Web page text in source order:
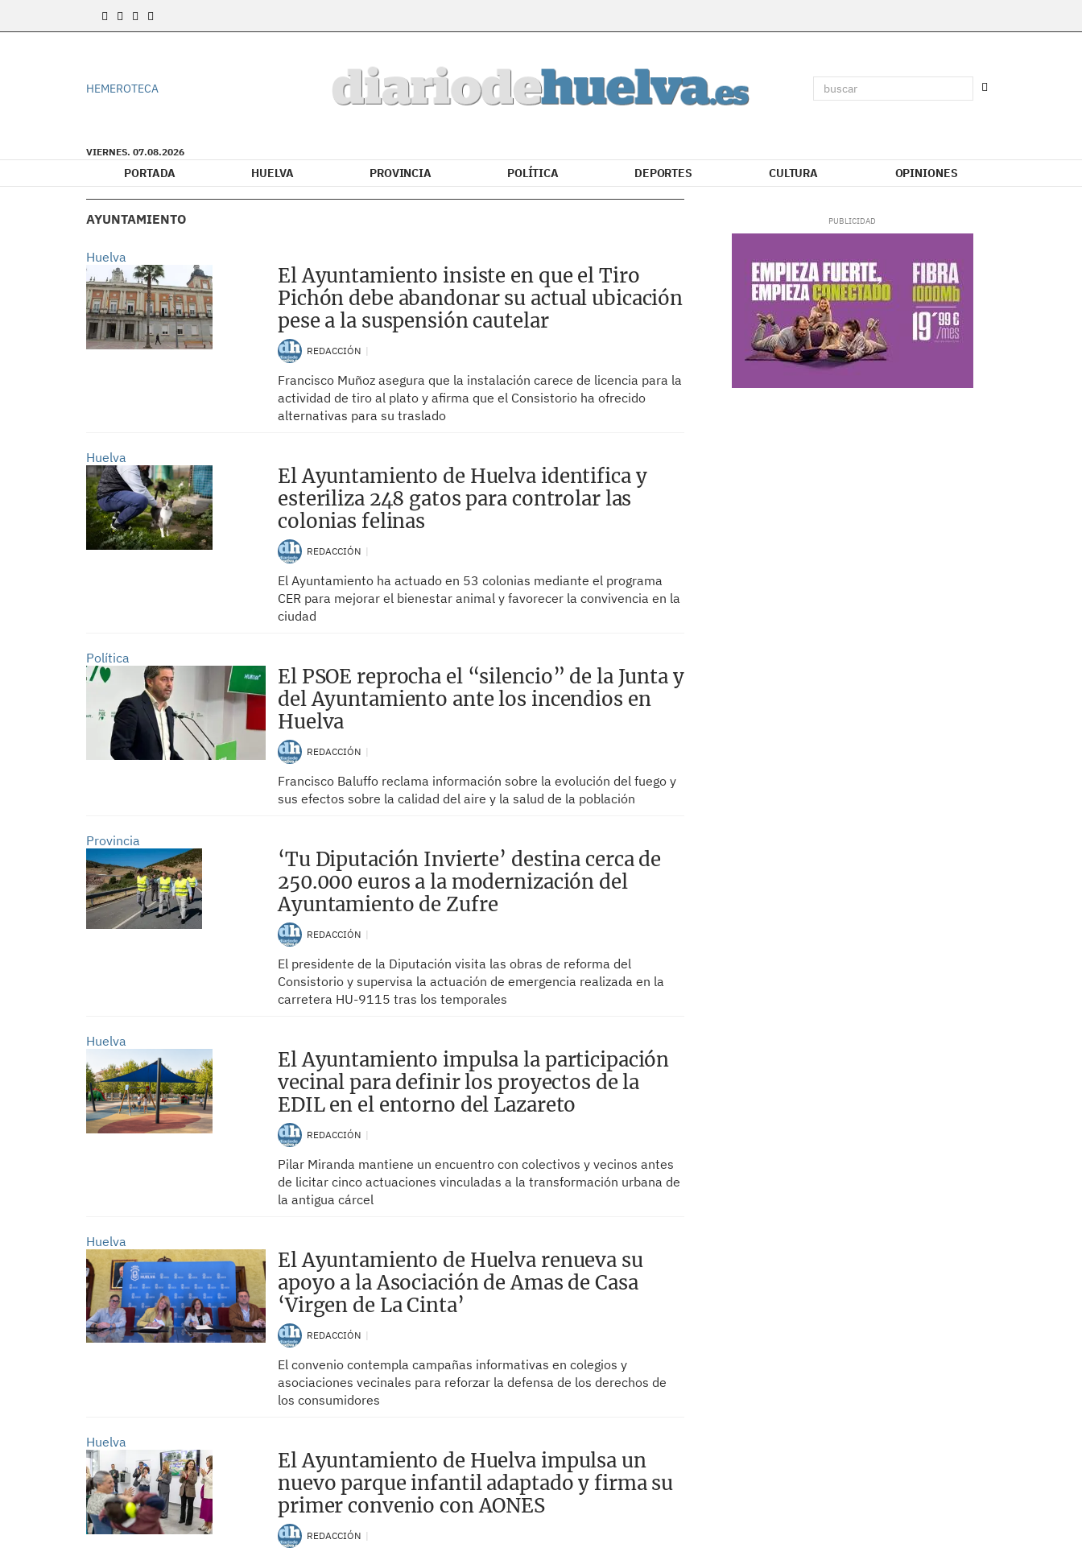
HEMEROTECA
VIERNES. 07.08.2026
PORTADA HUELVA PROVINCIA POLÍTICA DEPORTES CULTURA OPINIONES
AYUNTAMIENTO
Huelva
El Ayuntamiento insiste en que el Tiro
Pichón debe abandonar su actual ubicación
pese a la suspensión cautelar
REDACCIÓN
Francisco Muñoz asegura que la instalación carece de licencia para la
actividad de tiro al plato y afirma que el Consistorio ha ofrecido
alternativas para su traslado
Huelva
El Ayuntamiento de Huelva identifica y
esteriliza 248 gatos para controlar las
colonias felinas
REDACCIÓN
El Ayuntamiento ha actuado en 53 colonias mediante el programa
CER para mejorar el bienestar animal y favorecer la convivencia en la
ciudad
Política
El PSOE reprocha el “silencio” de la Junta y
del Ayuntamiento ante los incendios en
Huelva
REDACCIÓN
Francisco Baluffo reclama información sobre la evolución del fuego y
sus efectos sobre la calidad del aire y la salud de la población
Provincia
‘Tu Diputación Invierte’ destina cerca de
250.000 euros a la modernización del
Ayuntamiento de Zufre
REDACCIÓN
El presidente de la Diputación visita las obras de reforma del
Consistorio y supervisa la actuación de emergencia realizada en la
carretera HU-9115 tras los temporales
Huelva
El Ayuntamiento impulsa la participación
vecinal para definir los proyectos de la
EDIL en el entorno del Lazareto
REDACCIÓN
Pilar Miranda mantiene un encuentro con colectivos y vecinos antes
de licitar cinco actuaciones vinculadas a la transformación urbana de
la antigua cárcel
Huelva
El Ayuntamiento de Huelva renueva su
apoyo a la Asociación de Amas de Casa
‘Virgen de La Cinta’
REDACCIÓN
El convenio contempla campañas informativas en colegios y
asociaciones vecinales para reforzar la defensa de los derechos de
los consumidores
Huelva
El Ayuntamiento de Huelva impulsa un
nuevo parque infantil adaptado y firma su
primer convenio con AONES
REDACCIÓN